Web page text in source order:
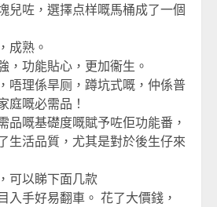
兒咗，選擇点样嘅馬桶成了一個
成熟。
，功能貼心，更加衞生。
唔理係旱厕，蹲坑式嘅，仲係普
庭嘅必需品！
品嘅基礎度嘅賦予咗佢功能番，
生活品質，尤其是對於後生仔來
可以睇下面几款
入手好易翻車。 花了大價錢，